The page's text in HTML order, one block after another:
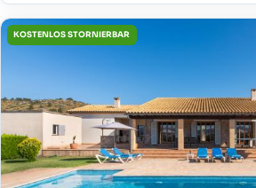
KOSTENLOS STORNIERBAR